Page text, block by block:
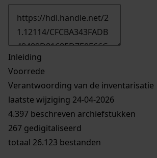
Inleiding
Voorrede
Verantwoording van de inventarisatie
laatste wijziging 24-04-2026
4.397 beschreven archiefstukken
267 gedigitaliseerd
totaal 26.123 bestanden